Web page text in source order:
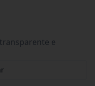
e